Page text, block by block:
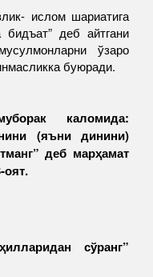
ислом шариатига
бидъат” деб айтгани
ўзаро
буюради.
каломида:
(яъни динини)
деб марҳамат
сўранг”